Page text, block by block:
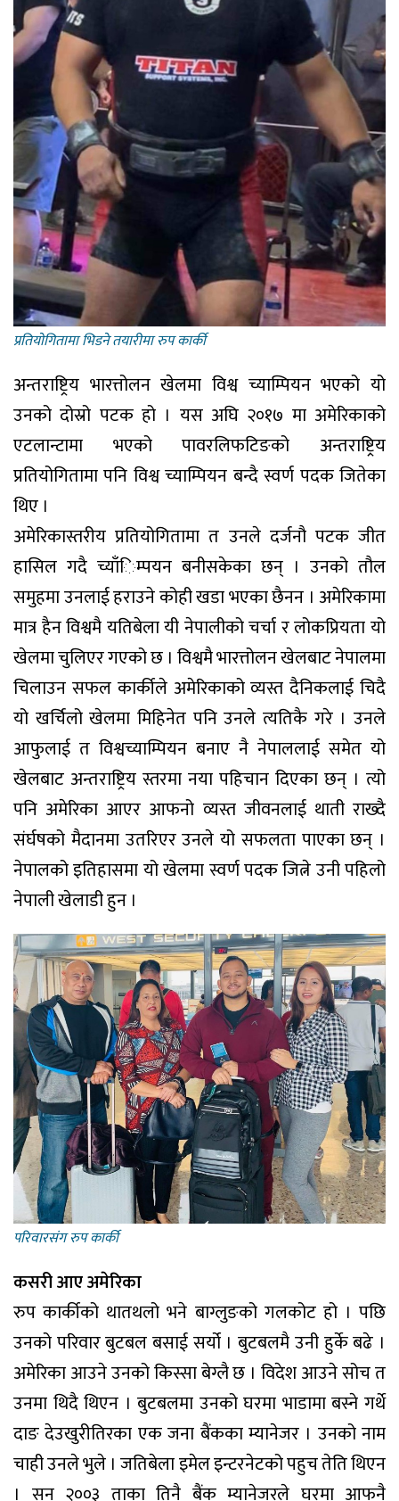
प्रतियाेगितामा भिडने तयारीमा रुप कार्की
अन्तराष्ट्रिय भारत्तोलन खेलमा विश्व च्याम्पियन भएको यो
उनको दोस्रो पटक हो । यस अघि २०१७ मा अमेरिकाको
एटलान्टामा भएको पावरलिफटिङको अन्तराष्ट्रिय
प्रतियोगितामा पनि विश्व च्याम्पियन बन्दै स्वर्ण पदक जितेका
थिए ।
अमेरिकास्तरीय प्रतियोगितामा त उनले दर्जनौ पटक जीत
हासिल गदै च्याँिम्पयन बनीसकेका छन् । उनको तौल
समुहमा उनलाई हराउने कोही खडा भएका छैनन । अमेरिकामा
मात्र हैन विश्वमै यतिबेला यी नेपालीको चर्चा र लोकप्रियता यो
खेलमा चुलिएर गएको छ । विश्वमै भारत्तोलन खेलबाट नेपालमा
चिलाउन सफल कार्कीले अमेरिकाको व्यस्त दैनिकलाई चिदै
यो खर्चिलो खेलमा मिहिनेत पनि उनले त्यतिकै गरे । उनले
आफुलाई त विश्वच्याम्पियन बनाए नै नेपाललाई समेत यो
खेलबाट अन्तराष्ट्रिय स्तरमा नया पहिचान दिएका छन् । त्यो
पनि अमेरिका आएर आफनो व्यस्त जीवनलाई थाती राख्दै
संर्घषको मैदानमा उतरिएर उनले यो सफलता पाएका छन् ।
नेपालको इतिहासमा यो खेलमा स्वर्ण पदक जित्ने उनी पहिलो
नेपाली खेलाडी हुन ।
परिवारसंग रुप कार्की
कसरी आए अमेरिका
रुप कार्कीको थातथलो भने बाग्लुङको गलकोट हो । पछि
उनको परिवार बुटबल बसाई सर्यो । बुटबलमै उनी हुर्के बढे ।
अमेरिका आउने उनको किस्सा बेग्लै छ । विदेश आउने सोच त
उनमा थिदै थिएन । बुटबलमा उनको घरमा भाडामा बस्ने गर्थे
दाङ देउखुरीतिरका एक जना बैंकका म्यानेजर । उनको नाम
चाही उनले भुले । जतिबेला इमेल इन्टरनेटको पहुच तेति थिएन
। सन् २००३ ताका तिनै बैंक म्यानेजरले घरमा आफनै